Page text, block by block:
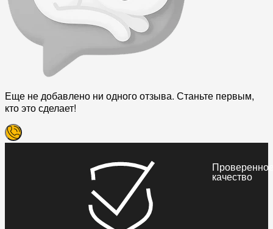
Еще не добавлено ни одного отзыва. Станьте первым,
кто это сделает!
качество